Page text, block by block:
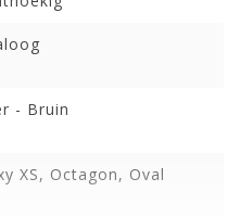
- Bruin
XS, Octagon, Oval